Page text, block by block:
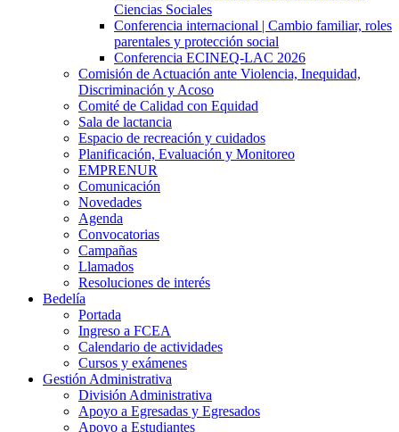
Ciencias Sociales
Conferencia internacional | Cambio familiar, roles
parentales y protección social
Conferencia ECINEQ-LAC 2026
Comisión de Actuación ante Violencia, Inequidad,
Discriminación y Acoso
Comité de Calidad con Equidad
Sala de lactancia
Espacio de recreación y cuidados
Planificación, Evaluación y Monitoreo
EMPRENUR
Comunicación
Novedades
Agenda
Convocatorias
Campañas
Llamados
Resoluciones de interés
Bedelía
Portada
Ingreso a FCEA
Calendario de actividades
Cursos y exámenes
Gestión Administrativa
División Administrativa
Apoyo a Egresadas y Egresados
Apoyo a Estudiantes